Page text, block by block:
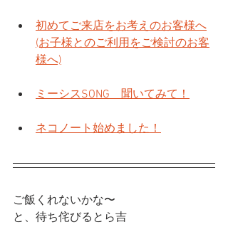
初めてご来店をお考えのお客様へ
(お子様とのご利用をご検討のお客
様へ)
ミーシスSONG　聞いてみて！
ネコノート始めました！
ご飯くれないかな〜
と、待ち侘びるとら吉